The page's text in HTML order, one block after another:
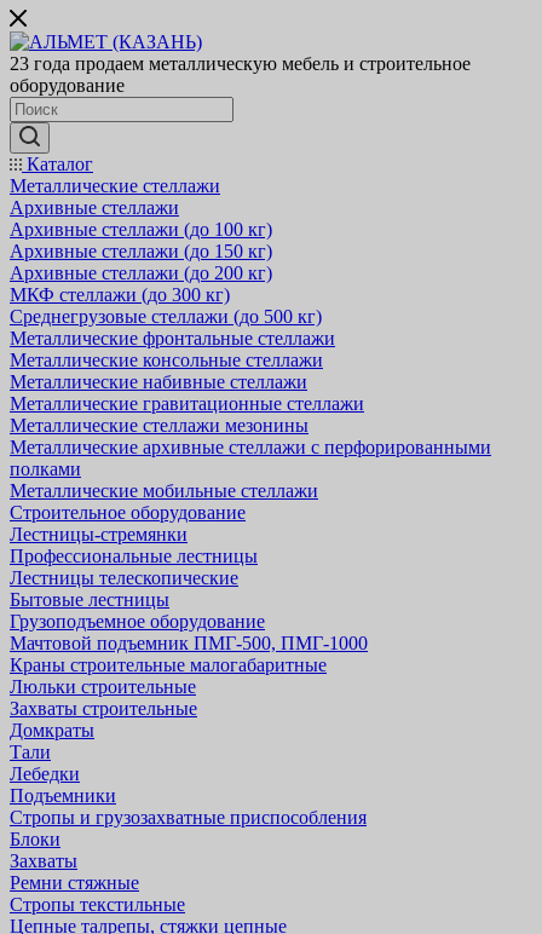
23 года продаем металлическую мебель и строительное
оборудование
Каталог
Металлические стеллажи
Архивные стеллажи
Архивные стеллажи (до 100 кг)
Архивные стеллажи (до 150 кг)
Архивные стеллажи (до 200 кг)
МКФ стеллажи (до 300 кг)
Среднегрузовые стеллажи (до 500 кг)
Металлические фронтальные стеллажи
Металлические консольные стеллажи
Металлические набивные стеллажи
Металлические гравитационные стеллажи
Металлические стеллажи мезонины
Металлические архивные стеллажи с перфорированными
полками
Металлические мобильные стеллажи
Строительное оборудование
Лестницы-стремянки
Профессиональные лестницы
Лестницы телескопические
Бытовые лестницы
Грузоподъемное оборудование
Мачтовой подъемник ПМГ-500, ПМГ-1000
Краны строительные малогабаритные
Люльки строительные
Захваты строительные
Домкраты
Тали
Лебедки
Подъемники
Стропы и грузозахватные приспособления
Блоки
Захваты
Ремни стяжные
Стропы текстильные
Цепные талрепы, стяжки цепные